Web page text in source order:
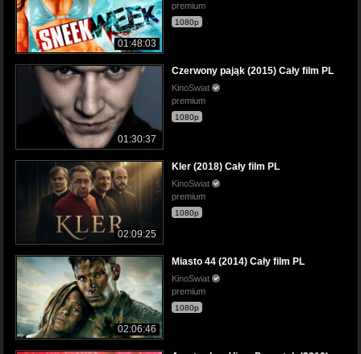
01:48:03
premium
1080p
01:30:37
Czerwony pająk (2015) Cały film PL
KinoSwiat
premium
1080p
02:09:25
Kler (2018) Cały film PL
KinoSwiat
premium
1080p
02:06:46
Miasto 44 (2014) Cały film PL
KinoSwiat
premium
1080p